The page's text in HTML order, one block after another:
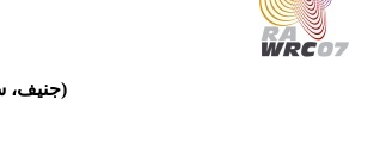
(جنيف، سويسرا، 15